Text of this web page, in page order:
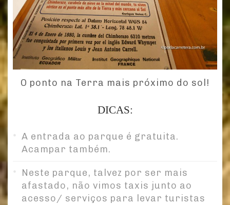
O ponto na Terra mais próximo do sol!
DICAS:
A entrada ao parque é gratuita.
Acampar também.
Neste parque, talvez por ser mais
afastado, não vimos taxis junto ao
acesso/ serviços para levar turistas